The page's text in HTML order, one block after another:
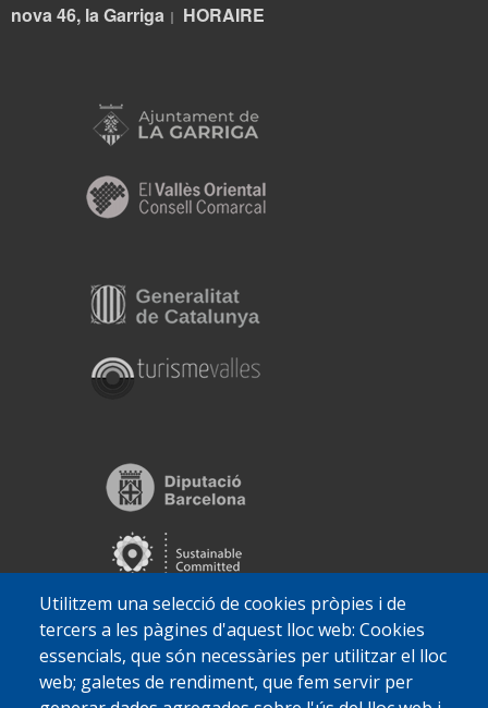
Utilitzem una selecció de cookies pròpies i de
tercers a les pàgines d'aquest lloc web: Cookies
essencials, que són necessàries per utilitzar el lloc
web; galetes de rendiment, que fem servir per
nova 46, la Garriga
HORAIRE